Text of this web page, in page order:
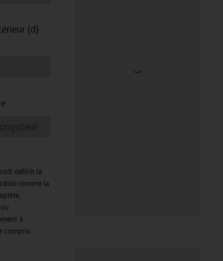
(d)
définit la
comme la
à
compris.